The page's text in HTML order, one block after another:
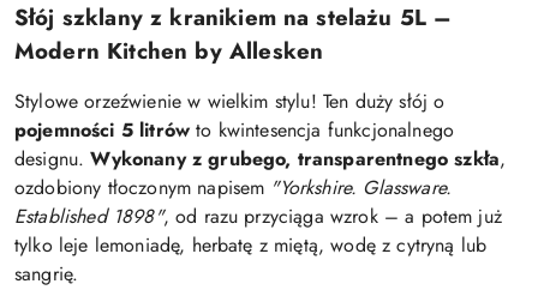
Słój szklany z kranikiem na stelażu 5L –
Modern Kitchen by Allesken
Stylowe orzeźwienie w wielkim stylu! Ten duży słój o
pojemności 5 litrów to kwintesencja funkcjonalnego
designu.Wykonany z grubego, transparentnego szkła,
ozdobiony tłoczonym napisem "Yorkshire. Glassware.
Established 1898", od razu przyciąga wzrok – a potem już
tylko leje lemoniadę, herbatę z miętą, wodę z cytryną lub
sangrię.